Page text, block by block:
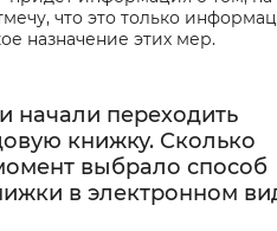
что это только
назначение этих мер.
начали переходить
книжку. Сколько
выбрало способ
в электронном